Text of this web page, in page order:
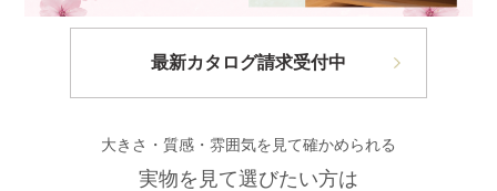
最新カタログ請求受付中
大きさ・質感・雰囲気を見て確かめられる
実物を見て選びたい方は